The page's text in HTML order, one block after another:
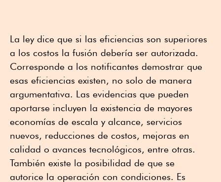
La ley dice que si las eficiencias son superiores
a los costos la fusión debería ser autorizada.
Corresponde a los notificantes demostrar que
esas eficiencias existen, no solo de manera
argumentativa. Las evidencias que pueden
aportarse incluyen la existencia de mayores
economías de escala y alcance, servicios
nuevos, reducciones de costos, mejoras en
calidad o avances tecnológicos, entre otras.
También existe la posibilidad de que se
autorice la operación con condiciones. Es